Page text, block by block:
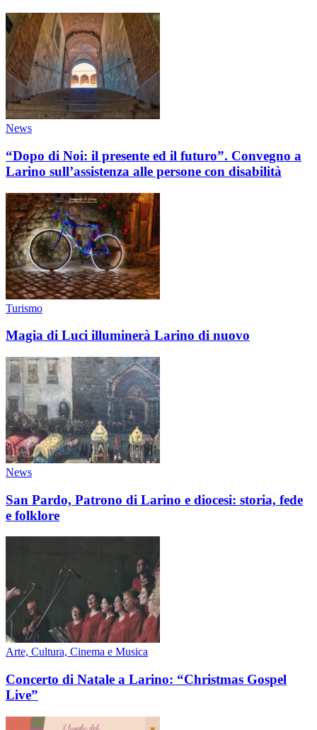
News
“Dopo di Noi: il presente ed il futuro”. Convegno a
Larino sull’assistenza alle persone con disabilità
Turismo
Magia di Luci illuminerà Larino di nuovo
News
San Pardo, Patrono di Larino e diocesi: storia, fede
e folklore
Arte, Cultura, Cinema e Musica
Concerto di Natale a Larino: “Christmas Gospel
Live”